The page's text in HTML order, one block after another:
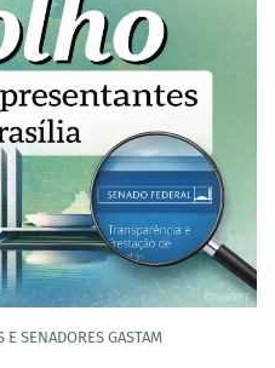
E SENADORES GASTAM